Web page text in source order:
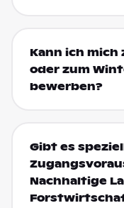
Kann ich mich
oder zum
bewerben?
Gibt es
Nachhaltige